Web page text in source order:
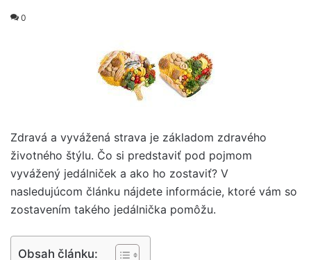
0
Zdravá a vyvážená strava je základom zdravého
životného štýlu. Čo si predstaviť pod pojmom
vyvážený jedálniček a ako ho zostaviť? V
nasledujúcom článku nájdete informácie, ktoré vám so
zostavením takého jedálnička pomôžu.
Obsah článku: